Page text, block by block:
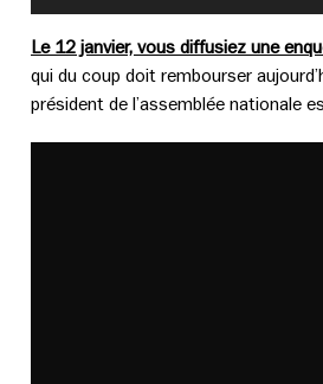
Le 12 janvier, vous diffusiez une
qui du coup doit rembourser
président de l’assemblée nationale